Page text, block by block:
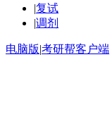
|复试
|调剂
电脑版|考研帮客户端